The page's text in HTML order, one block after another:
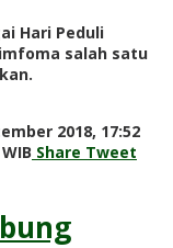
Hari Peduli
salah satu
2018, 17:52
by
Share Tweet